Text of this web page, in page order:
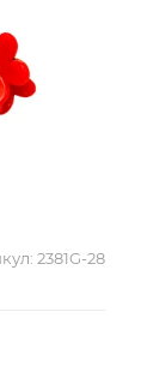
2381G-28